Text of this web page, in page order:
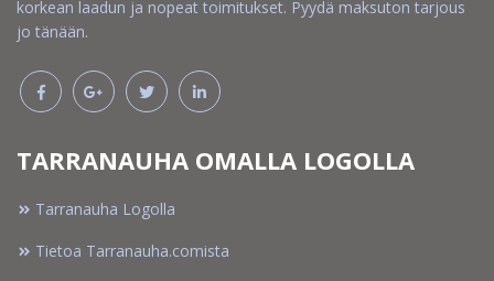
korkean laadun ja nopeat toimitukset. Pyydä maksuton tarjous
jo tänään.
TARRANAUHA OMALLA LOGOLLA
Tarranauha Logolla
Tietoa Tarranauha.comista